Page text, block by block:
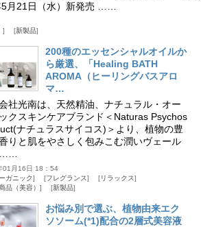
月21日（水）新発売 ……
新製品
200種のエッセンシャルオイルか
ら厳選、「Healing BATH
AROMA（ヒーリングバスアロ
マ…
社光南は、天然精油、ナチュラル・オー
クスキンケアブランド＜Naturas Psychos
ナチュラスサイコス)＞より、植物の豊
りと肌をやさしく包みこむ潤いヴェール
01月16日 18：54
ガニック
フレグランス
リラックス
品（美容）
新製品
お悩み別で選ぶ、植物由来エク
ソソーム(*1)配合の2層式美容液